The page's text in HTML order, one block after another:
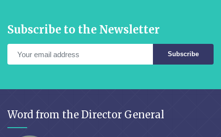
Subscribe to the Newsletter
Subscribe
Word from the Director General